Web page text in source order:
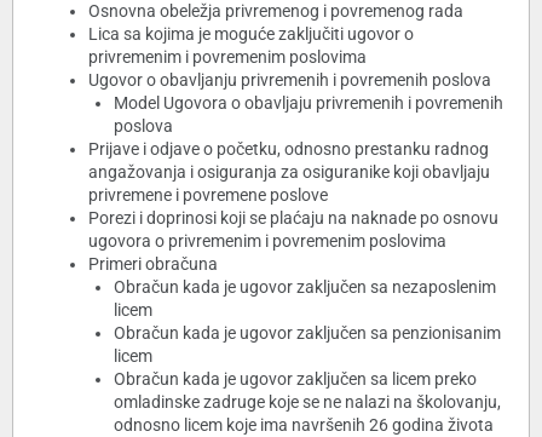
Osnovna obeležja privremenog i povremenog rada
Lica sa kojima je moguće zaključiti ugovor o
privremenim i povremenim poslovima
Ugovor o obavljanju privremenih i povremenih poslova
Model Ugovora o obavljaju privremenih i povremenih
poslova
Prijave i odjave o početku, odnosno prestanku radnog
angažovanja i osiguranja za osiguranike koji obavljaju
privremene i povremene poslove
Porezi i doprinosi koji se plaćaju na naknade po osnovu
ugovora o privremenim i povremenim poslovima
Primeri obračuna
Obračun kada je ugovor zaključen sa nezaposlenim
licem
Obračun kada je ugovor zaključen sa penzionisanim
licem
Obračun kada je ugovor zaključen sa licem preko
omladinske zadruge koje se ne nalazi na školovanju,
odnosno licem koje ima navršenih 26 godina života